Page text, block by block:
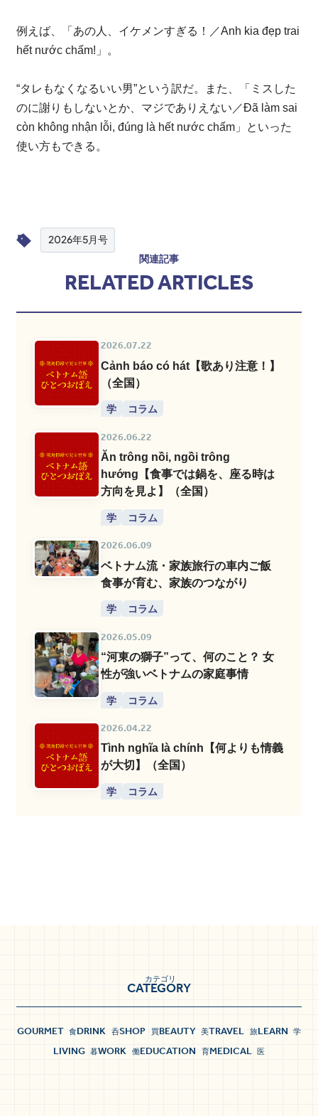
例えば、「あの人、イケメンすぎる！／Anh kia đẹp trai
hết nước chấm!」。
“タレもなくなるいい男”という訳だ。また、「ミスした
のに謝りもしないとか、マジでありえない／Đã làm sai
còn không nhận lỗi, đúng là hết nước chấm」といった
使い方もできる。
2026年5月号
関連記事
RELATED ARTICLES
2026.07.22
Cảnh báo có hát【歌あり注意！】
（全国）
学 コラム
2026.06.22
Ăn trông nồi, ngồi trông
hướng【食事では鍋を、座る時は
方向を見よ】（全国）
学 コラム
2026.06.09
ベトナム流・家族旅行の車内ご飯
食事が育む、家族のつながり
学 コラム
2026.05.09
“河東の獅子”って、何のこと？ 女
性が強いベトナムの家庭事情
学 コラム
2026.04.22
Tình nghĩa là chính【何よりも情義
が大切】（全国）
学 コラム
CATEGORY
カテゴリ
GOURMET 食DRINK 呑SHOP 買BEAUTY 美TRAVEL 旅LEARN 学
LIVING 暮WORK 働EDUCATION 育MEDICAL 医